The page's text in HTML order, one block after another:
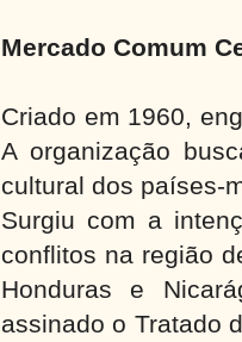
Mercado Comum
Criado em 1960,
A organização
cultural dos países-
Surgiu com a
conflitos na região
Honduras e
assinado o Tratado